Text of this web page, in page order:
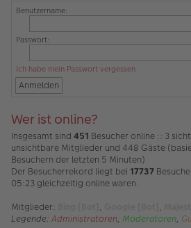
Benutzername:
Passwort:
Ich habe mein Passwort vergessen
Wer ist online?
Insgesamt sind 451 Besucher online :: 3
unsichtbare Mitglieder und 448 Gäste
Besuchern der letzten 5 Minuten)
Der Besucherrekord liegt bei 17737
05:23 gleichzeitig online waren.
Mitglieder:
, ,
Legende: Administratoren, Moderatoren,